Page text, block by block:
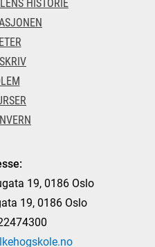
19, 0186 Oslo
19, 0186 Oslo